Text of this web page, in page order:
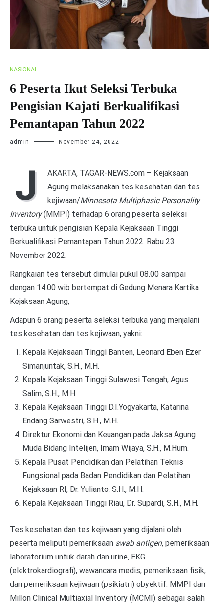
NASIONAL
6 Peserta Ikut Seleksi Terbuka
Pengisian Kajati Berkualifikasi
Pemantapan Tahun 2022
admin November 24, 2022
J
AKARTA, TAGAR-NEWS.com – Kejaksaan
Agung melaksanakan tes kesehatan dan tes
kejiwaan/Minnesota Multiphasic Personality
Inventory(MMPI) terhadap 6 orang peserta seleksi
terbuka untuk pengisian Kepala Kejaksaan Tinggi
Berkualifikasi Pemantapan Tahun 2022. Rabu 23
November 2022.
Rangkaian tes tersebut dimulai pukul 08.00 sampai
dengan 14.00 wib bertempat di Gedung Menara Kartika
Kejaksaan Agung,
Adapun 6 orang peserta seleksi terbuka yang menjalani
tes kesehatan dan tes kejiwaan, yakni:
Kepala Kejaksaan Tinggi Banten, Leonard Eben Ezer
Simanjuntak, S.H., M.H.
Kepala Kejaksaan Tinggi Sulawesi Tengah, Agus
Salim, S.H., M.H.
Kepala Kejaksaan Tinggi D.I.Yogyakarta, Katarina
Endang Sarwestri, S.H., M.H.
Direktur Ekonomi dan Keuangan pada Jaksa Agung
Muda Bidang Intelijen, Imam Wijaya, S.H., M.Hum.
Kepala Pusat Pendidikan dan Pelatihan Teknis
Fungsional pada Badan Pendidikan dan Pelatihan
Kejaksaan RI, Dr. Yulianto, S.H., M.H.
Kepala Kejaksaan Tinggi Riau, Dr. Supardi, S.H., M.H.
Tes kesehatan dan tes kejiwaan yang dijalani oleh
peserta meliputi pemeriksaan swab antigen, pemeriksaan
laboratorium untuk darah dan urine, EKG
(elektrokardiografi), wawancara medis, pemeriksaan fisik,
dan pemeriksaan kejiwaan (psikiatri) obyektif: MMPI dan
Millon Clinical Multiaxial Inventory (MCMI) sebagai salah